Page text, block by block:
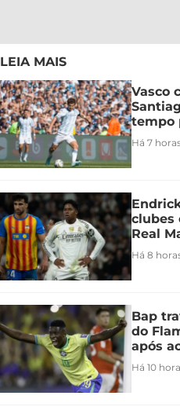
LEIA MAIS
Vasco
tempo
Há 7
clubes
Real
Há 8
Bap
do
após
Há 10